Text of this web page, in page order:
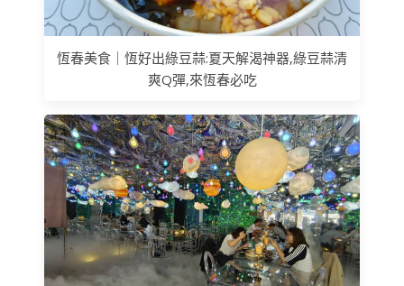
恆春美食｜恆好出綠豆蒜:夏天解渴神器,綠豆蒜清
爽Q彈,來恆春必吃